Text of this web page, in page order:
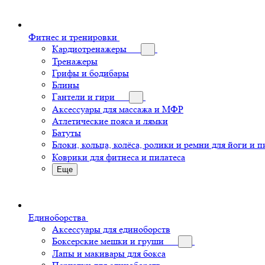
Фитнес и тренировки
Кардиотренажеры
Тренажеры
Грифы и бодибары
Блины
Гантели и гири
Аксессуары для массажа и МФР
Атлетические пояса и лямки
Батуты
Блоки, кольца, колёса, ролики и ремни для йоги и
Коврики для фитнеса и пилатеса
Еще
Единоборства
Аксессуары для единоборств
Боксерские мешки и груши
Лапы и макивары для бокса